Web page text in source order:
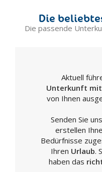
Gavoi
Maddalena
Luogosanto
Macomer
Mamoiada
Die
Die passende
Aktuell
Unterkunft
von Ihnen
Senden Sie
erstellen
Bedürfnisse
Ihren Urlaub.
haben das